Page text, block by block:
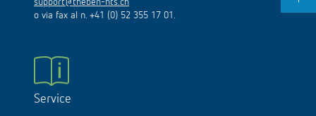
support@theben-hts.ch
o via fax al n. +41 (0) 52 355 17 01.
Service